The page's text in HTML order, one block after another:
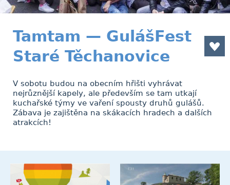
Tamtam — GulášFest
Staré Těchanovice
V sobotu budou na obecním hřišti vyhrávat
nejrůznější kapely, ale především se tam utkají
kuchařské týmy ve vaření spousty druhů gulášů.
Zábava je zajištěna na skákacích hradech a dalších
atrakcích!